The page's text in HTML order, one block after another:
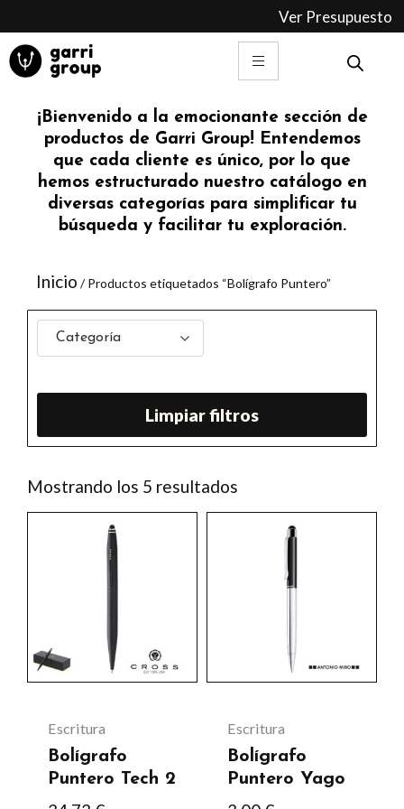
contenido
Ver Presupuesto
¡Bienvenido a la emocionante sección de
productos de Garri Group! Entendemos
que cada cliente es único, por lo que
hemos estructurado nuestro catálogo en
diversas categorías para simplificar tu
búsqueda y facilitar tu exploración.
Inicio / Productos etiquetados “Bolígrafo Puntero”
Categoría
Limpiar filtros
Mostrando los 5 resultados
los
últimos
Escritura
Bolígrafo
Puntero Tech 2
producto
variantes.
Las
se
pueden
elegir
Escritura
Bolígrafo
Puntero Yago
producto
se
pueden
elegir